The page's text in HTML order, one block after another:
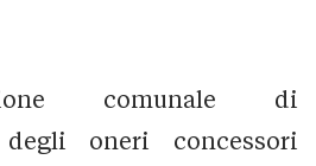
comunale di
degli oneri concessori